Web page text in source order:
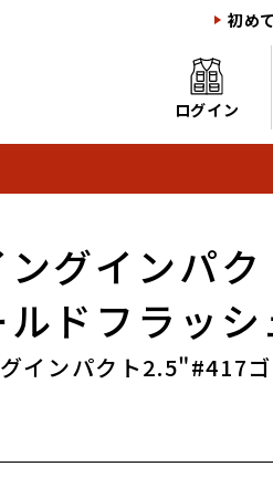
初め
ログイン
ングインパ
ルドフラッ
インパクト2.5"#417